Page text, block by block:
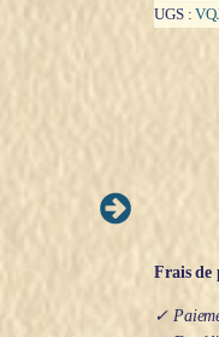
déesse
:
UGS :
Frais de
✓